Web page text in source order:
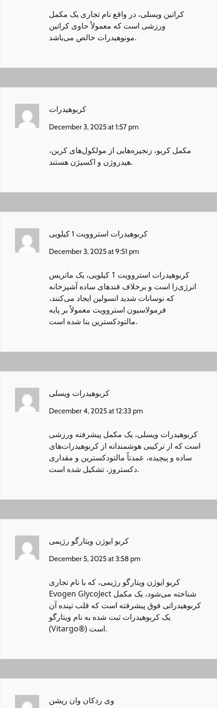
کراتین ویسلی، در واقع نام تجاری یک مکمل
ورزشی است که معمولاً حاوی کراتین
مونوهیدرات خالص می‌باشد.
کربوهیدرات
December 3, 2025 at 1:57 pm
مکمل کربو، زنجیره‌هایی از مولکول‌های کربن،
هیدروژن و اکسیژن هستند.
کربوهیدرات استروویت 1 کیلویی
December 3, 2025 at 9:51 pm
کربوهیدرات استروویت 1 کیلویی
، یک ماتریس
انرژی‌زا است و برخلاف قندهای ساده آشپزخانه
که نوسانات شدید انسولین ایجاد می‌کنند،
فرمولاسیون استروویت معمولاً بر پایه
مالتودکسترین بنا شده است.
کربوهیدرات ویسلی
December 4, 2025 at 12:33 pm
کربوهیدرات ویسلی، یک مکمل پیشرفته ورزشی
است که از ترکیبی هوشمندانه از کربوهیدرات‌های
ساده و پیچیده، عمدتاً مالتودکسترین و مقداری
دکستروز، تشکیل شده است.
کربو ایوژن ویتارگو رژیمی
December 5, 2025 at 3:58 pm
کربو ایوژن ویتارگو رژیمی، که با نام تجاری
Evogen GlycoJect شناخته می‌شود، یک مکمل
کربوهیدراتی فوق پیشرفته است که قلب تپنده آن
یک کربوهیدرات ثبت شده به نام ویتارگو
(Vitargo®) است.
وی ردکان وان ریشن